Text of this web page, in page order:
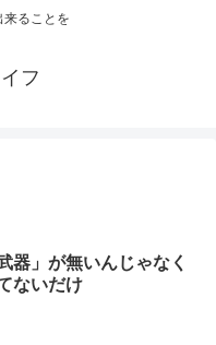
来ることを
フ
器」が無いんじゃなく
ないだけ